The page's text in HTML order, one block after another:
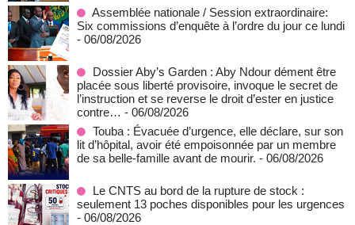
Assemblée nationale / Session extraordinaire:
Six commissions d’enquête à l’ordre du jour ce lundi
- 06/08/2026
Dossier Aby’s Garden : Aby Ndour dément être
placée sous liberté provisoire, invoque le secret de
l’instruction et se reverse le droit d’ester en justice
contre… - 06/08/2026
Touba : Évacuée d’urgence, elle déclare, sur son
lit d’hôpital, avoir été empoisonnée par un membre
de sa belle-famille avant de mourir. - 06/08/2026
Le CNTS au bord de la rupture de stock :
seulement 13 poches disponibles pour les urgences
- 06/08/2026